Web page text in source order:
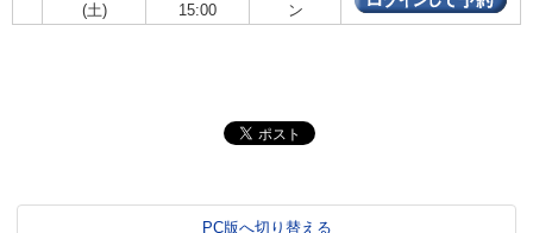
(土)
15:00
ン
PC版へ切り替える